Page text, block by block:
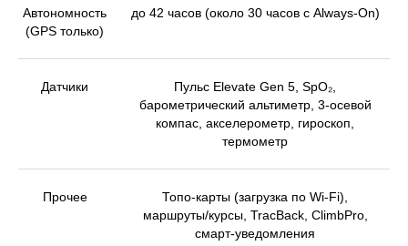
Автономность
(GPS только)
до 42 часов (около 30 часов с Always-On)
Датчики
Пульс Elevate Gen 5, SpO₂,
барометрический альтиметр, 3-осевой
компас, акселерометр, гироскоп,
термометр
Прочее
Топо-карты (загрузка по Wi-Fi),
маршруты/курсы, TracBack, ClimbPro,
смарт-уведомления